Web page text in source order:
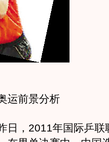
前景分析
，2011年国际乒联